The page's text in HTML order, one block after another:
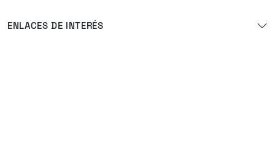
ENLACES DE INTERÉS